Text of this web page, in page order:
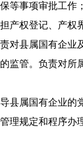
等事项审批工
产权登记、产
县属国有企业
监管。负责对
属国有企业的
理规定和程序